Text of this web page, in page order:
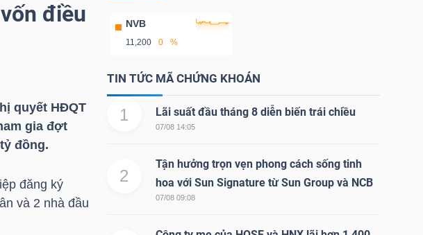
điều
quyết HĐQT
gia đợt
đồng.
đăng ký
và 2 nhà đầu
NVB
11,200 0 %
TIN TỨC MÃ CHỨNG KHOÁN
1 Lãi suất đầu tháng 8 diễn biến trái chiều
07/08 14:05
2
Tận hưởng trọn vẹn phong cách sống tinh
hoa với Sun Signature từ Sun Group và NCB
07/08 09:08